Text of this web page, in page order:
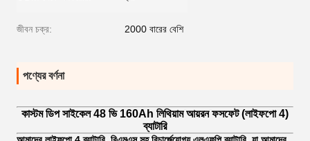
জীবন চক্র: 2000 বারের বেশি
পণ্যের বর্ণনা
কাস্টম ডিপ সাইকেল 48 ভি 160Ah লিথিয়াম আয়রন ফসফেট (লাইফপো 4)
ব্যাটারি